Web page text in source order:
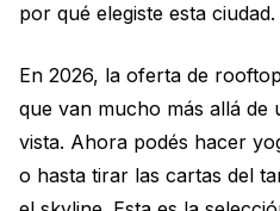
por qué elegiste esta ciudad.
En 2026, la oferta de
que van mucho más allá de
vista. Ahora podés hacer
o hasta tirar las cartas del